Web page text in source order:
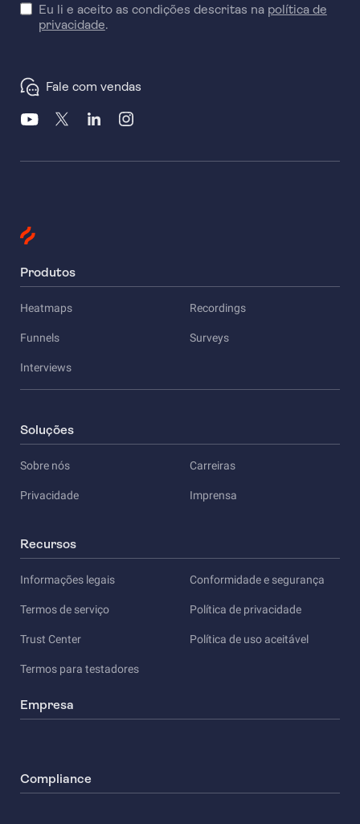
Eu li e aceito as condições descritas na política de
privacidade.
Fale com vendas
Produtos
Heatmaps Recordings
Funnels Surveys
Interviews
Soluções
Sobre nós Carreiras
Privacidade Imprensa
Recursos
Informações legais Conformidade e segurança
Termos de serviço Política de privacidade
Trust Center Política de uso aceitável
Termos para testadores
Empresa
Compliance